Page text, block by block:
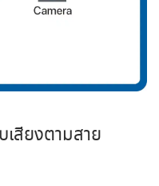
เสียงตามสาย